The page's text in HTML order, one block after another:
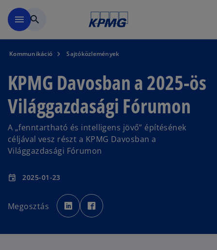
menu search
Kommunikáció Sajtóközlemények
KPMG Davosban a 2025-ös
Világgazdasági Fórumon
A „fenntartható és intelligens jövő” építésének
céljával vesz részt a KPMG Davosban a
Világgazdasági Fórumon
event 2025-01-23
Megosztás
o
p
e
n
p
e